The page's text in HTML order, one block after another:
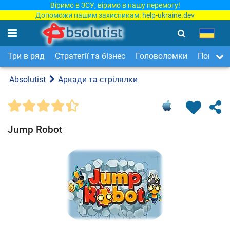
Віримо в ЗСУ, віримо в нашу перемогу!
Допоможи нашим захисникам: help-ukraine.dev
Три в ряд Стратегії та бізнес Головоломки Пошук
Absolutist Аркади та стрілялки
Jump Robot